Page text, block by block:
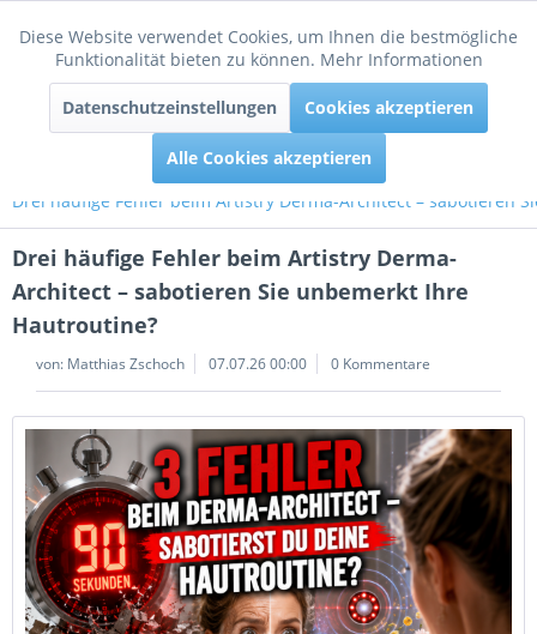
Menü
Drei häufige Fehler beim Artistry Derma-Architect – sabotieren
Drei häufige Fehler beim Artistry Derma-
Architect – sabotieren Sie unbemerkt Ihre
Hautroutine?
von: Matthias Zschoch 07.07.26 00:00 0 Kommentare
Funktionale Aktiv
Tracking Inaktiv
Diese Website verwendet Cookies, um Ihnen die bestmögliche
Funktionalität bieten zu können. Mehr Informationen
Datenschutzeinstellungen Cookies akzeptieren
Alle Cookies akzeptieren